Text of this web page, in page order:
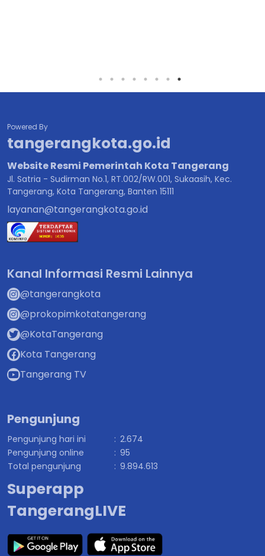
Powered By
tangerangkota.go.id
Website Resmi Pemerintah Kota Tangerang
Jl. Satria - Sudirman No.1, RT.002/RW.001, Sukaasih, Kec.
Tangerang, Kota Tangerang, Banten 15111
layanan@tangerangkota.go.id
Kanal Informasi Resmi Lainnya
@tangerangkota
@prokopimkotatangerang
@KotaTangerang
Kota Tangerang
Tangerang TV
Pengunjung
Pengunjung hari ini : 2.674
Pengunjung online
: 95
Total pengunjung
: 9.894.613
Superapp
TangerangLIVE